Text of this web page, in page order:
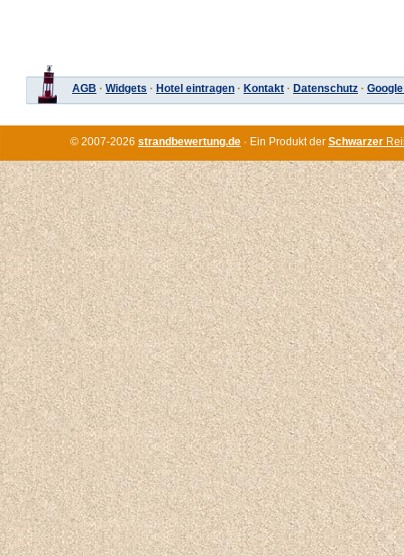
AGB · Widgets · Hotel eintragen · Kontakt · Datenschutz ·
© 2007-2026 strandbewertung.de · Ein Produkt der Schwarzer